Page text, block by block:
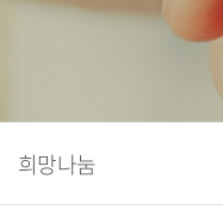
희망나눔